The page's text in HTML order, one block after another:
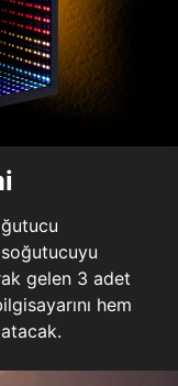
gelen 3 adet
hem